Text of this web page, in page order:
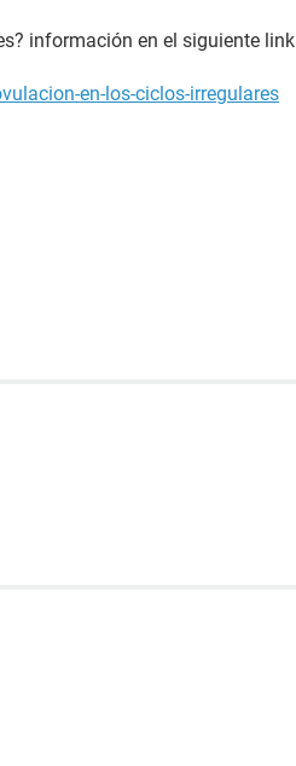
información en el siguiente link
en-los-ciclos-irregulares